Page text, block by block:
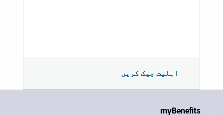
اہلیت چیک کریں
myBenefits